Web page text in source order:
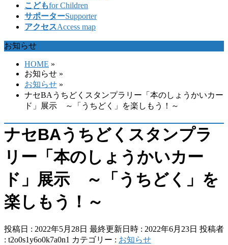
こどもfor Children
サポーターSupporter
アクセスAccess map
お知らせ
HOME »
お知らせ »
お知らせ »
ナセBAうちどくスタンプラリー「本のしょうかいカー
ド」展示 ～「うちどく」を楽しもう！～
ナセBAうちどくスタンプラ
リー「本のしょうかいカー
ド」展示 ～「うちどく」を
楽しもう！～
投稿日 : 2022年5月28日 最終更新日時 : 2022年6月23日 投稿者
: t2o0s1y6o0k7a0n1 カテゴリー : お知らせ